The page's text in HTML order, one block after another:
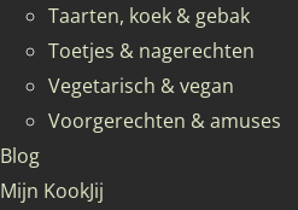
Taarten, koek & gebak
Toetjes & nagerechten
Vegetarisch & vegan
Voorgerechten & amuses
Blog
Mijn KookJij